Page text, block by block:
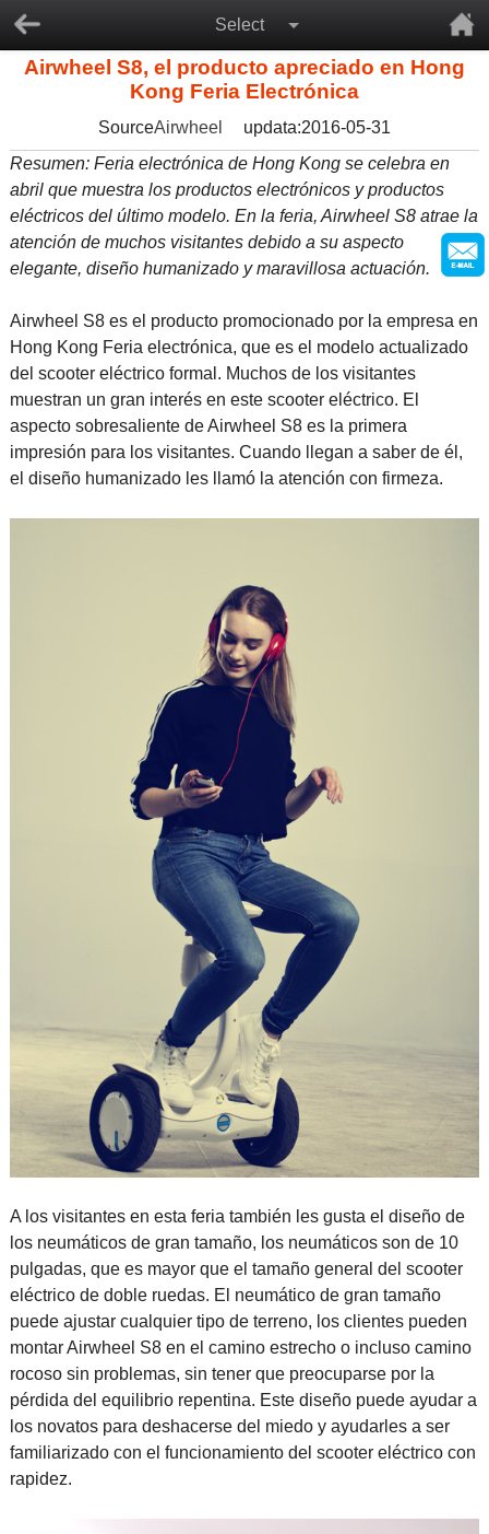
Select
Airwheel S8, el producto apreciado en Hong
Kong Feria Electrónica
SourceAirwheel
updata:2016-05-31
Resumen: Feria electrónica de Hong Kong se celebra en
abril que muestra los productos electrónicos y productos
eléctricos del último modelo. En la feria, Airwheel S8 atrae la
atención de muchos visitantes debido a su aspecto
elegante, diseño humanizado y maravillosa actuación.
Airwheel S8 es el producto promocionado por la empresa en
Hong Kong Feria electrónica, que es el modelo actualizado
del scooter eléctrico formal. Muchos de los visitantes
muestran un gran interés en este scooter eléctrico. El
aspecto sobresaliente de Airwheel S8 es la primera
impresión para los visitantes. Cuando llegan a saber de él,
el diseño humanizado les llamó la atención con firmeza.
A los visitantes en esta feria también les gusta el diseño de
los neumáticos de gran tamaño, los neumáticos son de 10
pulgadas, que es mayor que el tamaño general del scooter
eléctrico de doble ruedas. El neumático de gran tamaño
puede ajustar cualquier tipo de terreno, los clientes pueden
montar Airwheel S8 en el camino estrecho o incluso camino
rocoso sin problemas, sin tener que preocuparse por la
pérdida del equilibrio repentina. Este diseño puede ayudar a
los novatos para deshacerse del miedo y ayudarles a ser
familiarizado con el funcionamiento del scooter eléctrico con
rapidez.